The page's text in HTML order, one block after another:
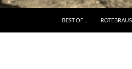
BEST OF…